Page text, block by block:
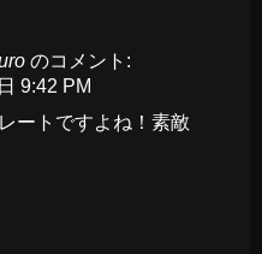
のコメント:
9:42 PM
ートですよね！素敵